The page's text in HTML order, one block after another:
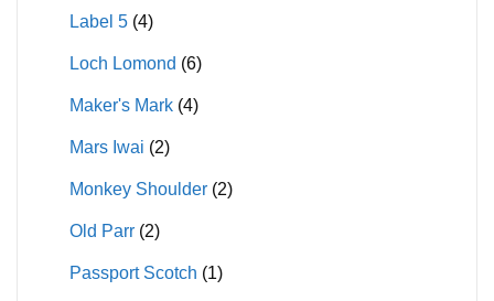
Label 5 (4)
Loch Lomond (6)
Maker's Mark (4)
Mars Iwai (2)
Monkey Shoulder (2)
Old Parr (2)
Passport Scotch (1)